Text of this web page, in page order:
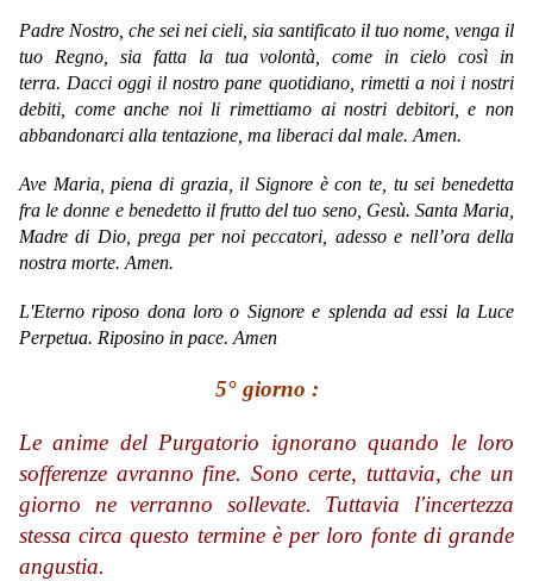
Padre Nostro, che sei nei cieli, sia santificato il tuo nome, venga il
tuo Regno, sia fatta la tua volontà, come in cielo così in
terra. Dacci oggi il nostro pane quotidiano, rimetti a noi i nostri
debiti, come anche noi li rimettiamo ai nostri debitori, e non
abbandonarci alla tentazione, ma liberaci dal male. Amen.
Ave Maria,piena di grazia, il Signore è con te, tu sei benedetta
fra le donne e benedetto il frutto del tuo seno, Gesù. Santa Maria,
Madre di Dio,prega per noi peccatori, adesso e nell’ora della
nostra morte. Amen.
L'Eterno riposo dona loro o Signore e splenda ad essi la Luce
Perpetua. Riposino in pace. Amen
5° giorno :
Le anime del Purgatorio ignorano quando le loro
sofferenze avranno fine. Sono certe, tuttavia, che un
giorno ne verranno sollevate. Tuttavia l'incertezza
stessa circa questo termine è per loro fonte di grande
angustia.